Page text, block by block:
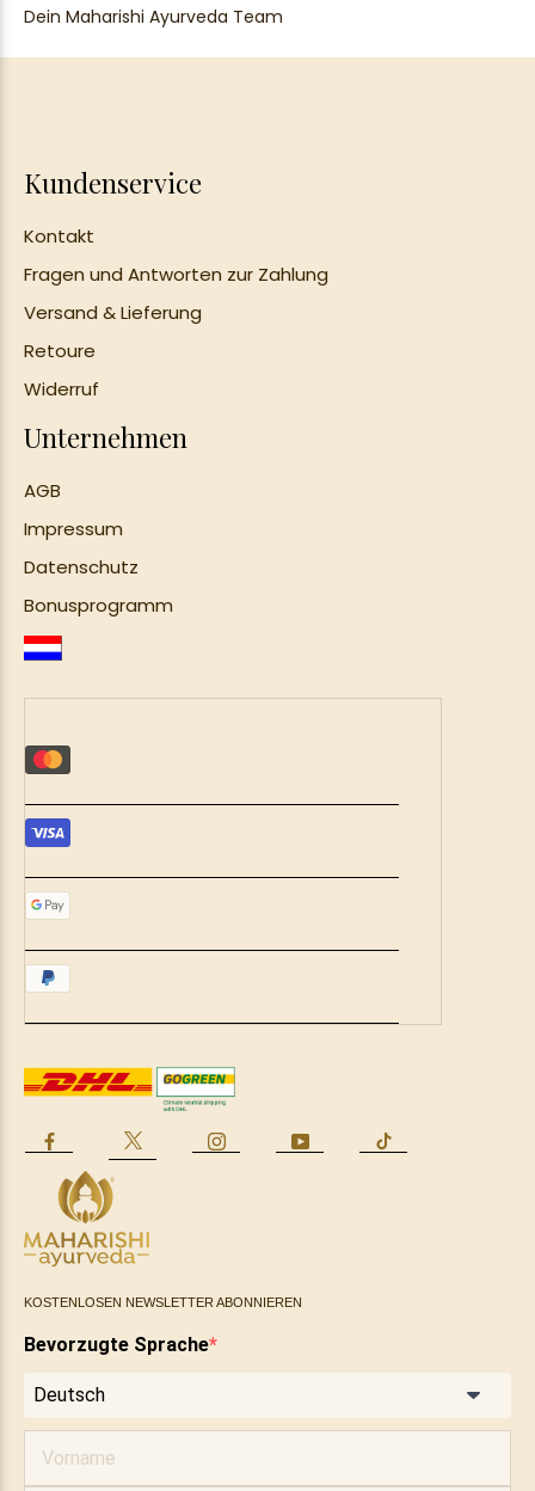
Dein Maharishi Ayurveda Team
Kundenservice
Kontakt
Fragen und Antworten zur Zahlung
Versand & Lieferung
Retoure
Widerruf
Unternehmen
AGB
Impressum
Datenschutz
Bonusprogramm
KOSTENLOSEN NEWSLETTER ABONNIEREN
Bevorzugte Sprache